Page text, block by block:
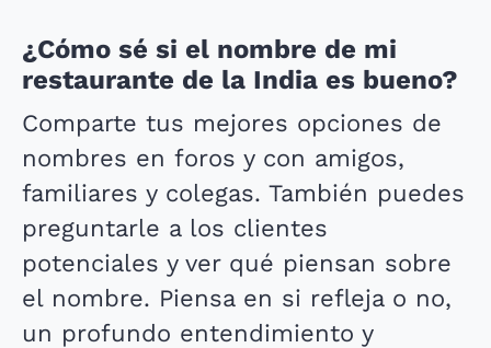
¿Cómo sé si el nombre de mi
restaurante de la India es bueno?
Comparte tus mejores opciones de
nombres en foros y con amigos,
familiares y colegas. También puedes
preguntarle a los clientes
potenciales y ver qué piensan sobre
el nombre. Piensa en si refleja o no,
un profundo entendimiento y